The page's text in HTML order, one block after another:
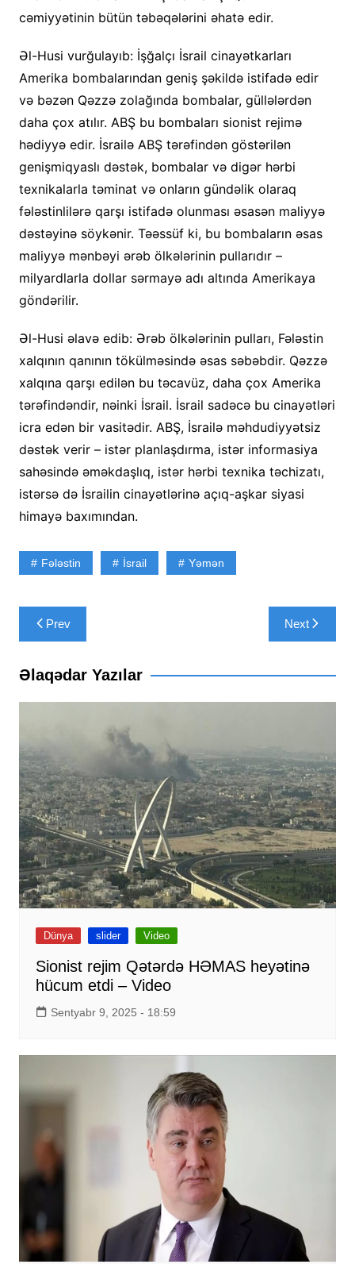
cəmiyyətinin bütün təbəqələrini əhatə edir.
Əl-Husi vurğulayıb: İşğalçı İsrail cinayətkarları
Amerika bombalarından geniş şəkildə istifadə edir
və bəzən Qəzzə zolağında bombalar, güllələrdən
daha çox atılır. ABŞ bu bombaları sionist rejimə
hədiyyə edir. İsrailə ABŞ tərəfindən göstərilən
genişmiqyaslı dəstək, bombalar və digər hərbi
texnikalarla təminat və onların gündəlik olaraq
fələstinlilərə qarşı istifadə olunması əsasən maliyyə
dəstəyinə söykənir. Təəssüf ki, bu bombaların əsas
maliyyə mənbəyi ərəb ölkələrinin pullarıdır –
milyardlarla dollar sərmayə adı altında Amerikaya
göndərilir.
Əl-Husi əlavə edib: Ərəb ölkələrinin pulları, Fələstin
xalqının qanının tökülməsində əsas səbəbdir. Qəzzə
xalqına qarşı edilən bu təcavüz, daha çox Amerika
tərəfindəndir, nəinki İsrail. İsrail sadəcə bu cinayətləri
icra edən bir vasitədir. ABŞ, İsrailə məhdudiyyətsiz
dəstək verir – istər planlaşdırma, istər informasiya
sahəsində əməkdaşlıq, istər hərbi texnika təchizatı,
istərsə də İsrailin cinayətlərinə açıq-aşkar siyasi
himayə baxımından.
Fələstin İsrail Yəmən
Yazı
naviqasiyası
Prev Next
Əlaqədar Yazılar
Dünya slider Video
Sionist rejim Qətərdə HƏMAS heyətinə
hücum etdi – Video
Sentyabr 9, 2025 - 18:59